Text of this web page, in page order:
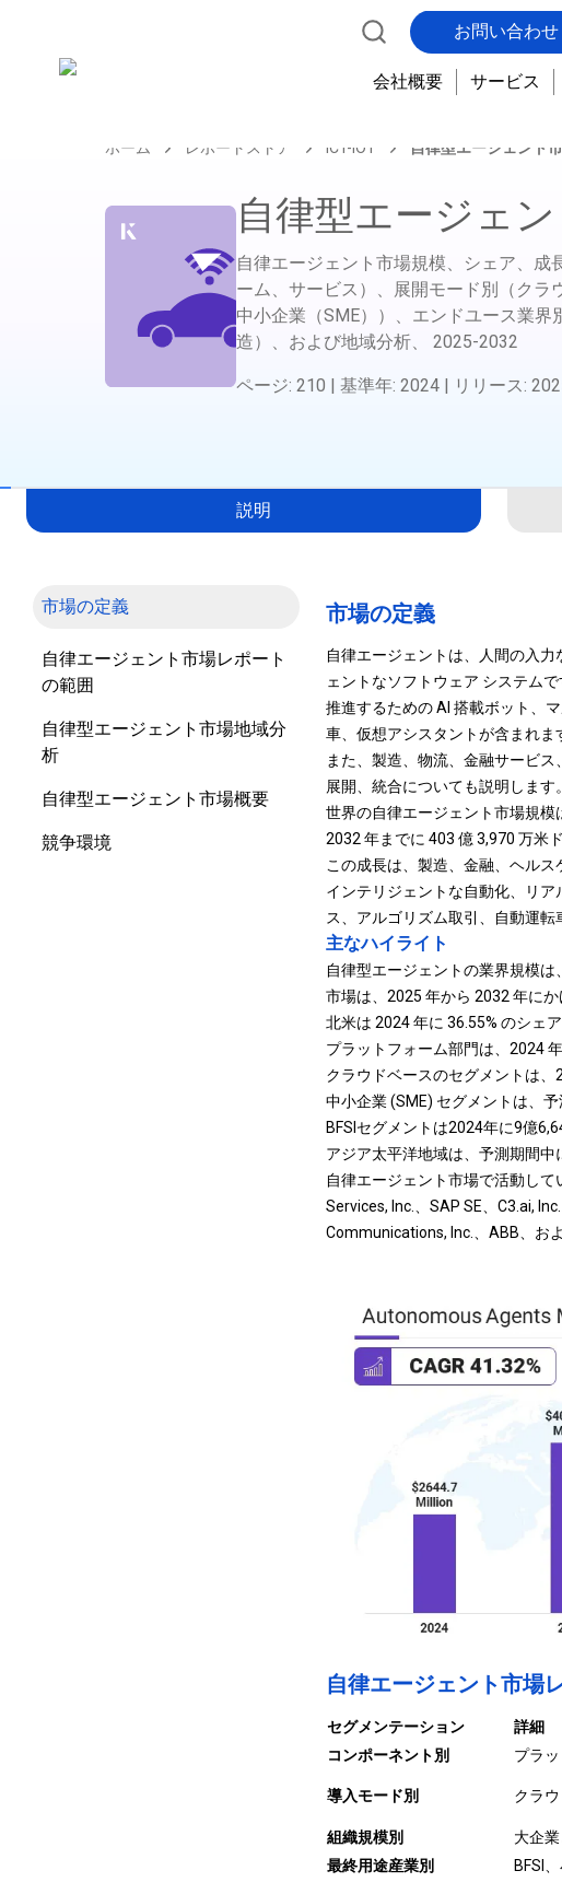
お問い合わせ
会社概要 サービス
ホーム レポートストア ICT-IOT 自律型エージェント
自律型エージェ
自律エージェント市場規模、シェア、成
ーム、サービス）、展開モード別（クラ
中小企業（SME））、エンドユース業
造）、および地域分析、
2025-2032
ページ: 210 | 基準年: 2024 | リリース:
説明
市場の定義
自律エージェント市場レポート
の範囲
自律型エージェント市場地域分
析
自律型エージェント市場概要
競争環境
市場の定義
自律エージェントは、人間の入
ェントなソフトウェア システム
推進するための AI 搭載ボット、
車、仮想アシスタントが含まれま
また、製造、物流、金融サービ
展開、統合についても説明します。
世界の自律エージェント市場規模
2032 年までに 403 億 3,970 万米
この成長は、製造、金融、ヘル
インテリジェントな自動化、リ
ス、アルゴリズム取引、自動運転
主なハイライト
自律型エージェントの業界規模は
市場は、2025 年から 2032 年にか
北米は 2024 年に 36.55% のシェ
プラットフォーム部門は、2024
クラウドベースのセグメントは、
中小企業 (SME) セグメントは、
BFSIセグメントは2024年に9億
アジア太平洋地域は、予測期間中
自律エージェント市場で活動し
Services, Inc.、SAP SE、C3.ai,
Communications, Inc.、ABB、お
自律エージェント市場
セグメンテーション
詳細
コンポーネント別
プラ
導入モード別 クラ
組織規模別
大企
最終用途産業別
BFSI